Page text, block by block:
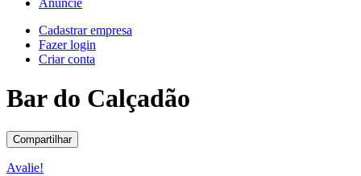
Anuncie
Cadastrar empresa
Fazer login
Criar conta
Bar do Calçadão
Compartilhar
Avalie!